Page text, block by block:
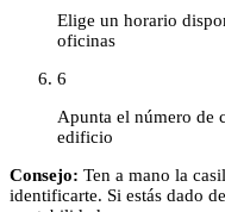
Elige un horario
oficinas
6
Apunta el número de
edificio
Consejo: Ten a mano la
identificarte. Si estás dado